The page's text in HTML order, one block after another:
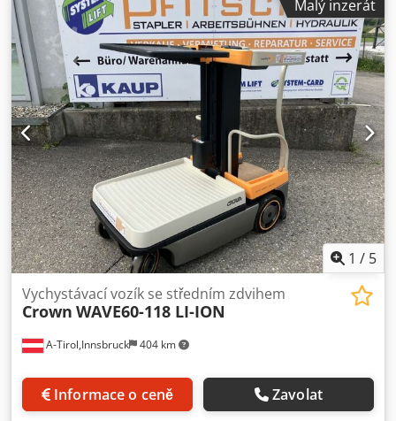
výroby baterie: 2023 Přemostění zdvihu/spouštění: Bez
přemostění zdvihu/spouštění. Signál jízdy/zdvihu: Všechna
výstražná signalizace Nárazník: Nárazník s gumovou
ochranou Úložný prostor na pravé straně Nakládací
plošina, manuálně nastavitelná: 540 x 685 mm Maják:
Přední a zadní Úložný box Přístupový kód operátora: Access
123 Německé popisky Návod k obsluze: Německy Lak:
Oranžová Baterie: 205 Ah, bezúdržbová Nabíječka: 30
ampérů, 85-265 VAC, s kabelem, IEC zásuvka, CEE 7/7
zástrčka
Malý inzerát
1 / 5
A-Tirol,Innsbruck 404 km
Vychystávací vozík se středním zdvihem
Crown WAVE60-118 LI-ION
Informace o ceně Zavolat